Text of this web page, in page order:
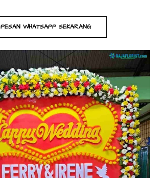
PESAN WHATSAPP SEKARANG